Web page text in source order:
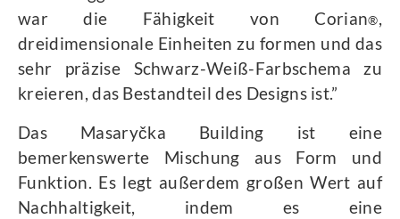
war die Fähigkeit von Corian®,
dreidimensionale Einheiten zu formen und das
sehr präzise Schwarz-Weiß-Farbschema zu
kreieren, das Bestandteil des Designs ist.”
Das Masaryčka Building ist eine
bemerkenswerte Mischung aus Form und
Funktion. Es legt außerdem großen Wert auf
Nachhaltigkeit, indem es eine